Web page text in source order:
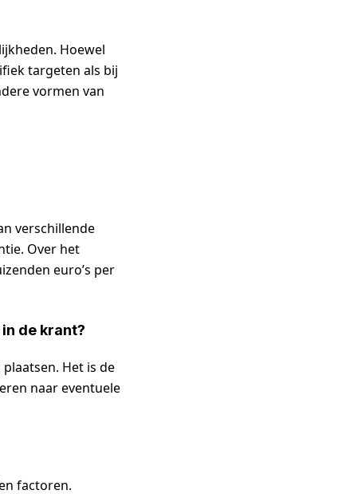
Hoewel
targeten als bij
vormen van
verschillende
Over het
euro’s per
de krant?
Het is de
naar eventuele
factoren.